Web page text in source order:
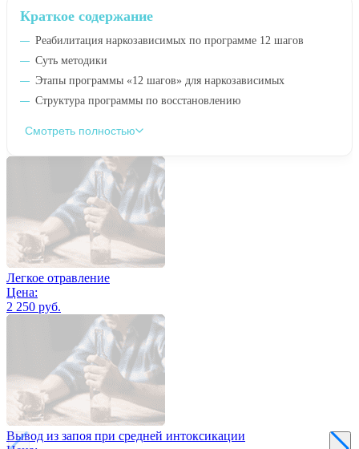
Краткое содержание
Реабилитация наркозависимых по программе 12 шагов
Суть методики
Этапы программы «12 шагов» для наркозависимых
Структура программы по восстановлению
Смотреть полностью
Легкое отравление
Цена:
2 250 руб.
Вывод из запоя при средней интоксикации